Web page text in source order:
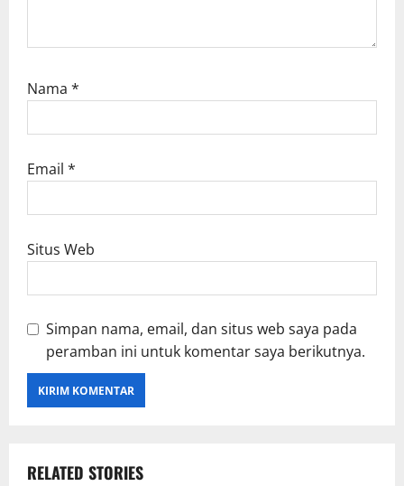
Nama *
Email *
Situs Web
Simpan nama, email, dan situs web saya pada
peramban ini untuk komentar saya berikutnya.
RELATED STORIES